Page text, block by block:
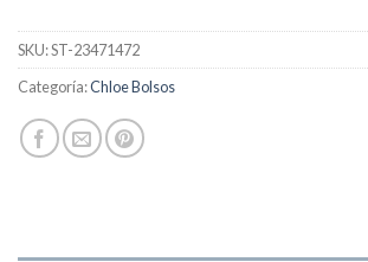
SKU:ST-23471472
Categoría:Chloe Bolsos